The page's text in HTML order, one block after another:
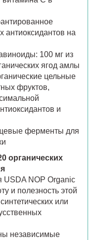
антиоксидантов на
100 мг из
ягод амлы
цельные
фруктов,
и
ферменты для
органических
USDA NOP Organic
и полезность этой
или
независимые